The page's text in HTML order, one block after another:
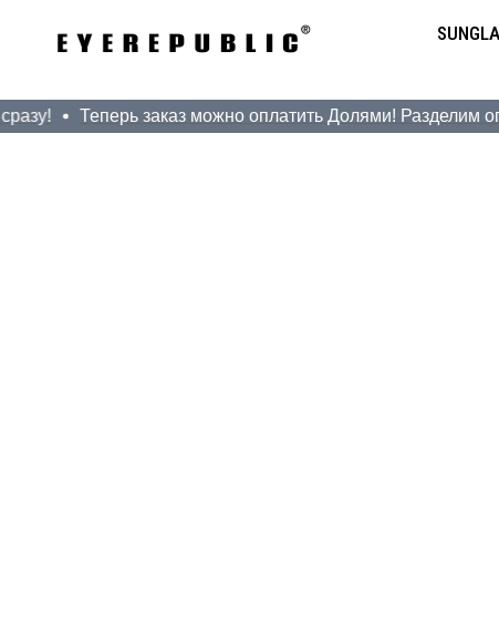
Теперь заказ можно оплатить Долями! Разделим